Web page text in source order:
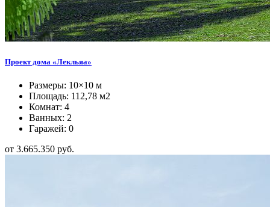
Проект дома «Лекльяа»
Размеры: 10×10 м
Площадь: 112,78 м2
Комнат: 4
Ванных: 2
Гаражей: 0
от 3.665.350 руб.